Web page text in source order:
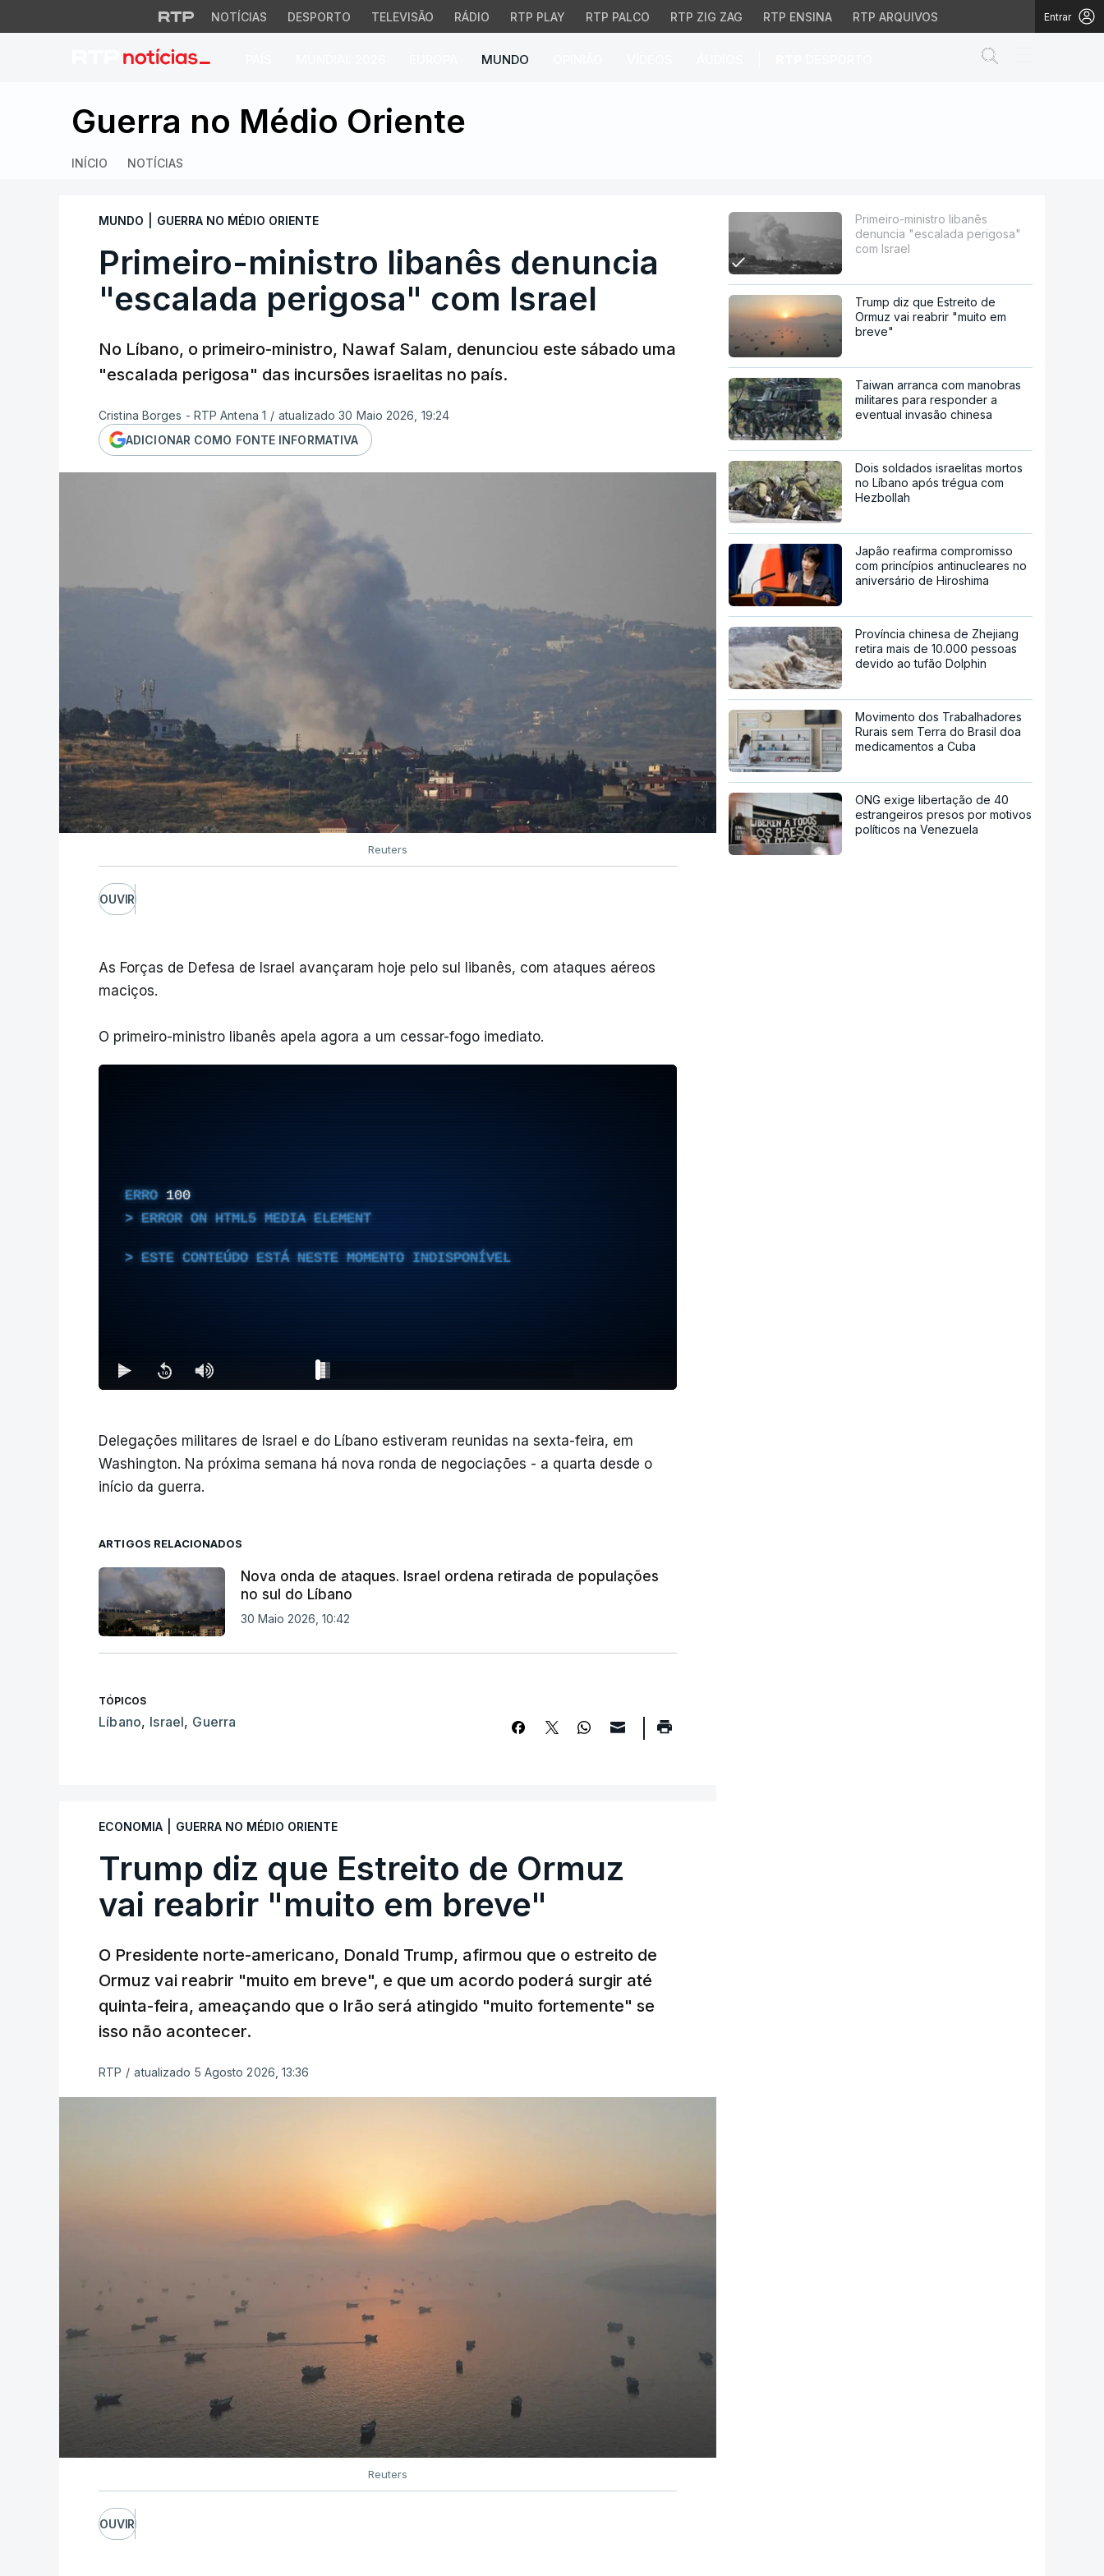
NOTÍCIAS DESPORTO TELEVISÃO RÁDIO RTP PLAY RTP PALCO RTP ZIG ZAG RTP ENSINA RTP ARQUIVOS Entrar
MUNDO
Primeiro-ministro libanês denuncia "escalada perigosa" com
Guerra no Médio Oriente
INÍCIO NOTÍCIAS
MUNDO GUERRA NO MÉDIO ORIENTE
Primeiro-ministro libanês denuncia
"escalada perigosa" com Israel
No Líbano, o primeiro-ministro, Nawaf Salam, denunciou este sábado uma
"escalada perigosa" das incursões israelitas no país.
Cristina Borges - RTP Antena 1 / atualizado 30 Maio 2026, 19:24
ADICIONAR COMO FONTE INFORMATIVA
Reuters
OUVIR
As Forças de Defesa de Israel avançaram hoje pelo sul libanês, com ataques aéreos
maciços.
O primeiro-ministro libanês apela agora a um cessar-fogo imediato.
ERRO 100
ERROR ON HTML5 MEDIA ELEMENT
ESTE CONTEÚDO ESTÁ NESTE MOMENTO INDISPONÍVEL
Delegações militares de Israel e do Líbano estiveram reunidas na sexta-feira, em
Washington. Na próxima semana há nova ronda de negociações - a quarta desde o
início da guerra.
ARTIGOS RELACIONADOS
Nova onda de ataques. Israel ordena retirada de populações
no sul do Líbano
30 Maio 2026, 10:42
TÓPICOS
Líbano, Israel, Guerra
ECONOMIA GUERRA NO MÉDIO ORIENTE
Trump diz que Estreito de Ormuz
vai reabrir "muito em breve"
O Presidente norte-americano, Donald Trump, afirmou que o estreito de
Ormuz vai reabrir "muito em breve", e que um acordo poderá surgir até
quinta-feira, ameaçando que o Irão será atingido "muito fortemente" se
isso não acontecer.
RTP / atualizado 5 Agosto 2026, 13:36
Reuters
OUVIR
Primeiro-ministro libanês
denuncia "escalada perigosa"
com Israel
Trump diz que Estreito de
Ormuz vai reabrir "muito em
breve"
Taiwan arranca com manobras
militares para responder a
eventual invasão chinesa
Dois soldados israelitas mortos
no Líbano após trégua com
Hezbollah
Japão reafirma compromisso
com princípios antinucleares no
aniversário de Hiroshima
Província chinesa de Zhejiang
retira mais de 10.000 pessoas
devido ao tufão Dolphin
Movimento dos Trabalhadores
Rurais sem Terra do Brasil doa
medicamentos a Cuba
ONG exige libertação de 40
estrangeiros presos por motivos
políticos na Venezuela